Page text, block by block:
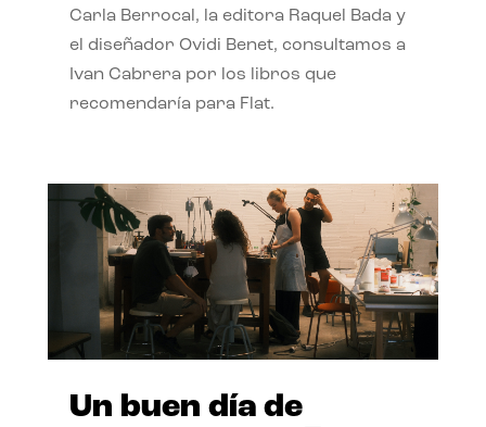
Carla Berrocal, la editora Raquel Bada y
el diseñador Ovidi Benet, consultamos a
Ivan Cabrera por los libros que
recomendaría para Flat.
Un buen día de